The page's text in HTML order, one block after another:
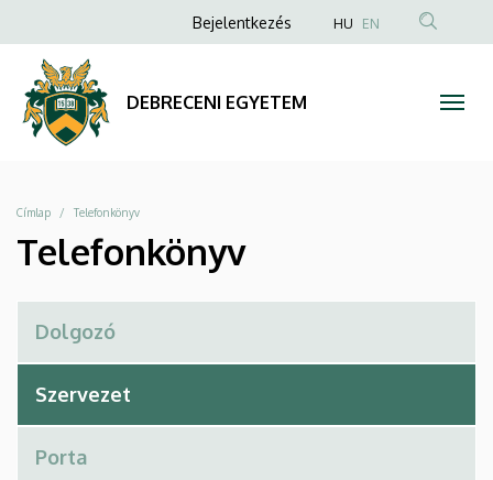
Telefonkönyv
DEBRECENI
EGYETEM
a
tartalomra
Anonim
menüje
Bejelentkezés HU EN
DEBRECENI EGYETEM
Morzsa
Címlap Telefonkönyv
Telefonkönyv